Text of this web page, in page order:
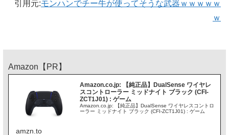
引用元:モンハンでチー牛が使ってそうな武器ｗｗｗｗｗ
ｗ
Amazon【PR】
Amazon.co.jp: 【純正品】DualSense ワイヤレ
スコントローラー ミッドナイト ブラック (CFI-
ZCT1J01) : ゲーム
Amazon.co.jp: 【純正品】DualSense ワイヤレスコントロ
ーラー ミッドナイト ブラック (CFI-ZCT1J01) : ゲーム
amzn.to